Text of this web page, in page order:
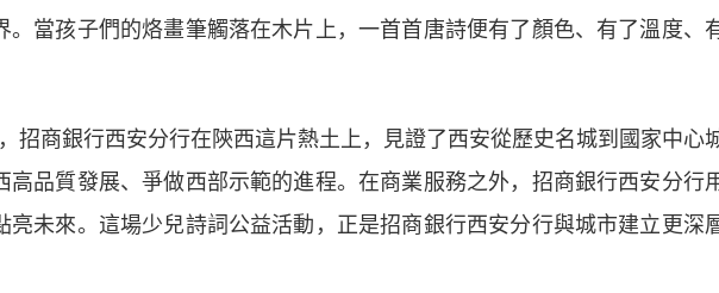
。當孩子們的烙畫筆觸落在木片上，一首首唐詩便有了顏色、有了溫度、
商銀行西安分行在陝西這片熱土上，見證了西安從歷史名城到國家中心
高品質發展、爭做西部示範的進程。在商業服務之外，招商銀行西安分行
亮未來。這場少兒詩詞公益活動，正是招商銀行西安分行與城市建立更深